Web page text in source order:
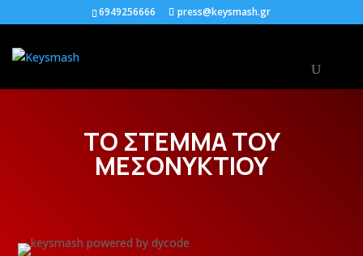
6949256666 press@keysmash.gr
ΤΟ ΣΤΕΜΜΑ ΤΟΥ
ΜΕΣΟΝΥΚΤΙΟΥ